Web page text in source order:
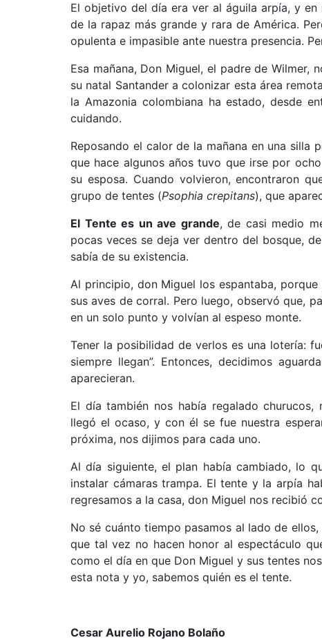
El objetivo del día era ver al águila arpía, y
de la rapaz más grande y rara de América.
opulenta e impasible ante nuestra presencia.
Esa mañana, Don Miguel, el padre de
su natal Santander a colonizar esta área
la Amazonia colombiana ha estado, desde
cuidando.
Reposando el calor de la mañana en una silla
que hace algunos años tuvo que irse por
su esposa. Cuando volvieron, encontraron
grupo de tentes (Psophia crepitans), que
El Tente es un ave grande, de casi medio
pocas veces se deja ver dentro del bosque,
sabía de su existencia.
Al principio, don Miguel los espantaba,
sus aves de corral. Pero luego, observó que,
en un solo punto y volvían al espeso monte.
Tener la posibilidad de verlos es una lotería:
siempre llegan”. Entonces, decidimos
aparecieran.
El día también nos había regalado
llegó el ocaso, y con él se fue nuestra
próxima, nos dijimos para cada uno.
Al día siguiente, el plan había cambiado, lo
instalar cámaras trampa. El tente y la arpía
regresamos a la casa, don Miguel nos recibió
No sé cuánto tiempo pasamos al lado de
que tal vez no hacen honor al espectáculo
como el día en que Don Miguel y sus tentes
esta nota y yo, sabemos quién es el tente.
Cesar Aurelio Rojano Bolaño